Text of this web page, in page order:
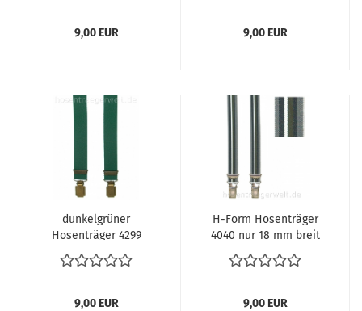
9,00 EUR 9,00 EUR
dunkelgrüner
Hosenträger 4299
9,00 EUR
H-Form Hosenträger
4040 nur 18 mm breit
9,00 EUR